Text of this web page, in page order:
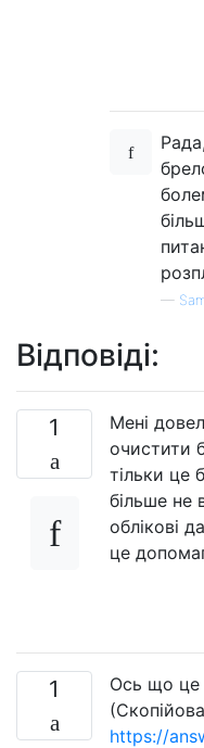
—
Відповіді:
1
Мені
очистити
тільки це
більше не
облікові
це
1
Ось що це
https://